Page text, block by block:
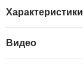
Характеристики
Видео